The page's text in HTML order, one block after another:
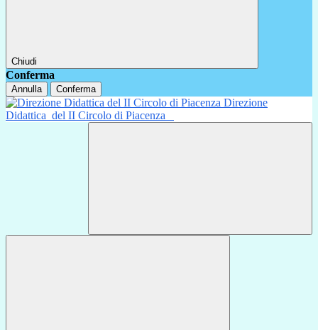
Chiudi
Conferma
Annulla Conferma
Direzione
Didattica del II Circolo di Piacenza